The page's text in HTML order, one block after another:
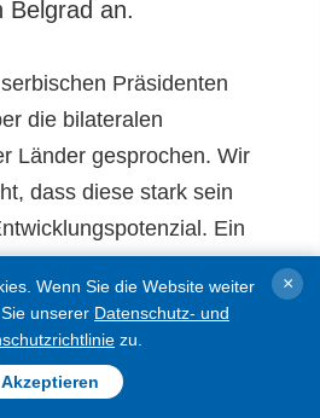
Belgrad an.
Präsidenten
die bilateralen
Länder gesprochen. Wir
dass diese stark sein
Ein
der ukrainischen Regierung,
für europäische und
wird sich in den
aufhalten. Wir rechnen
Wenn Sie die Website weiter
unserer Datenschutz- und
zu.
Akzeptieren
×